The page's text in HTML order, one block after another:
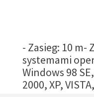
- Zasieg: 10 m-
systemami
Windows 98
2000, XP,